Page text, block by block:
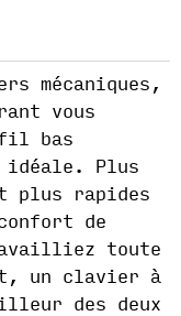
mécaniques,
vous
bas
Plus
plus rapides
de
toute
un clavier à
des deux